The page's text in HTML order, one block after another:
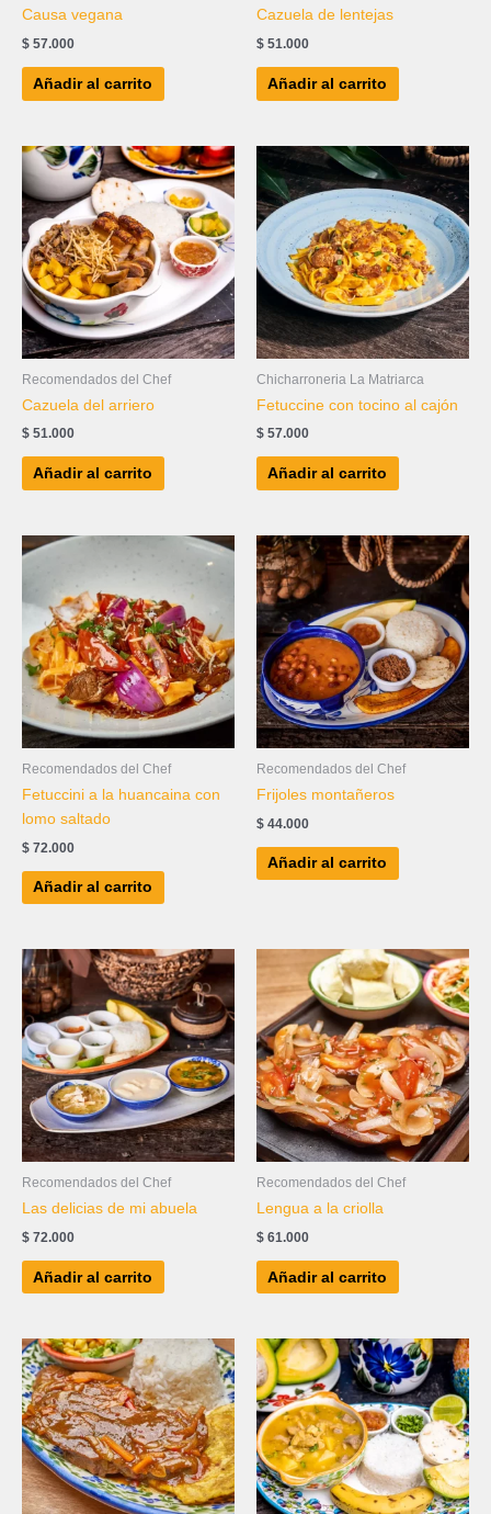
Causa vegana
$ 57.000
Añadir al carrito
Cazuela de lentejas
$ 51.000
Añadir al carrito
Recomendados del Chef
Cazuela del arriero
$ 51.000
Añadir al carrito
Chicharroneria La Matriarca
Fetuccine con tocino al cajón
$ 57.000
Añadir al carrito
Recomendados del Chef
Fetuccini a la huancaina con
lomo saltado
$ 72.000
Añadir al carrito
Recomendados del Chef
Frijoles montañeros
$ 44.000
Añadir al carrito
Recomendados del Chef
Las delicias de mi abuela
$ 72.000
Añadir al carrito
Recomendados del Chef
Lengua a la criolla
$ 61.000
Añadir al carrito